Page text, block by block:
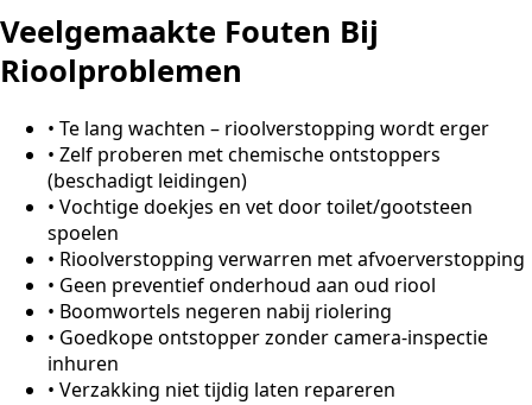
Veelgemaakte Fouten Bij
Rioolproblemen
• Te lang wachten – rioolverstopping wordt erger
• Zelf proberen met chemische ontstoppers
(beschadigt leidingen)
• Vochtige doekjes en vet door toilet/gootsteen
spoelen
• Rioolverstopping verwarren met afvoerverstopping
• Geen preventief onderhoud aan oud riool
• Boomwortels negeren nabij riolering
• Goedkope ontstopper zonder camera-inspectie
inhuren
• Verzakking niet tijdig laten repareren